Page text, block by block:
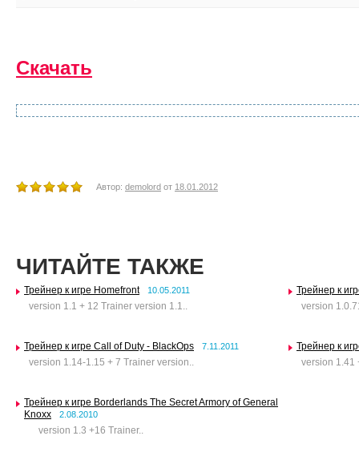
Скачать
Автор: demolord от 18.01.2012
ЧИТАЙТЕ ТАКЖЕ
Трейнер к игре Homefront 10.05.2011
version 1.1 + 12 Trainer version 1.1..
Трейнер к
version
Трейнер к игре Call of Duty - BlackOps 7.11.2011
version 1.14-1.15 + 7 Trainer version..
Трейнер к
version 1.41
Трейнер к игре Borderlands The Secret Armory of General
Knoxx
2.08.2010
version 1.3 +16 Trainer..